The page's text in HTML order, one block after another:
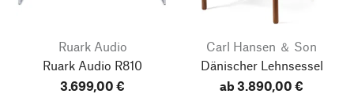
Ruark Audio
Ruark Audio R810
3.699,00 €
Carl Hansen ＆ Son
Dänischer Lehnsessel
ab 3.890,00 €